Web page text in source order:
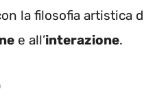
la filosofia artistica
e all’interazione.